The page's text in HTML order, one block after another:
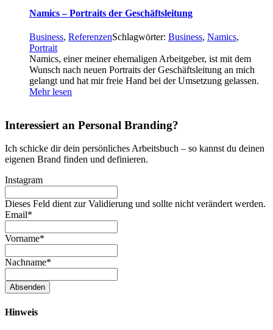
Namics – Portraits der Geschäftsleitung
Business, ReferenzenSchlagwörter: Business, Namics,
Portrait
Namics, einer meiner ehemaligen Arbeitgeber, ist mit dem
Wunsch nach neuen Portraits der Geschäftsleitung an mich
gelangt und hat mir freie Hand bei der Umsetzung gelassen.
Mehr lesen
Interessiert an Personal Branding?
Ich schicke dir dein persönliches Arbeitsbuch – so kannst du deinen
eigenen Brand finden und definieren.
Instagram
Dieses Feld dient zur Validierung und sollte nicht verändert werden.
Email*
Vorname*
Nachname*
Absenden
Hinweis